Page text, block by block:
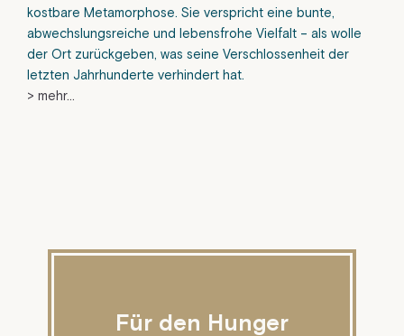
kostbare Metamorphose. Sie verspricht eine bunte,
abwechslungsreiche und lebensfrohe Vielfalt – als wolle
der Ort zurückgeben, was seine Verschlossenheit der
letzten Jahrhunderte verhindert hat.
> mehr…
Für den Hunger